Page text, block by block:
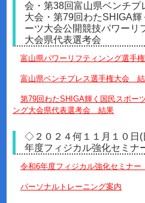
会・第38回富山県ベンチプ
大会・第79回わたSHIGA輝
ーツ大会公開競技パワーリ
大会県代表選考会
富山県パワーリフティンング選手
富山県ベンチプレス選手権大会
第79回わたSHIGA輝く国民スポー
ング大会県代表選考会 結果
◇２０２４何１１月１０
年度フィジカル強化セミナ
令和6年度フィジカル強化セミナ
パーソナルトレーニング案内